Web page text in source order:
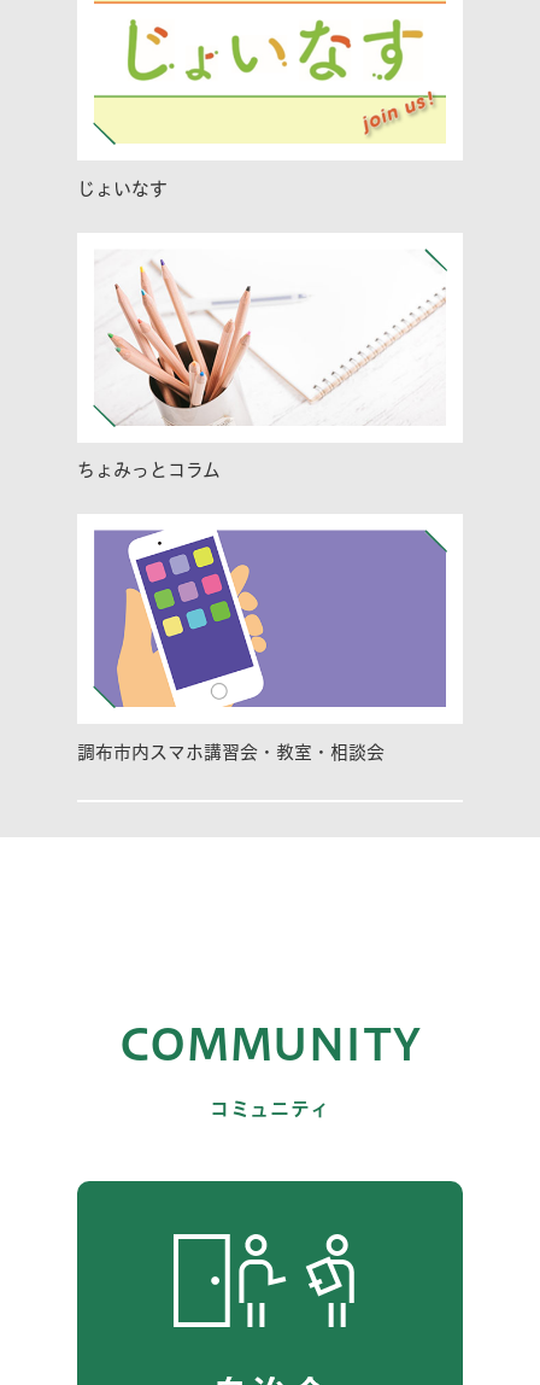
じょいなす
ちょみっとコラム
調布市内スマホ講習会・教室・相談会
COMMUNITY
コミュニティ